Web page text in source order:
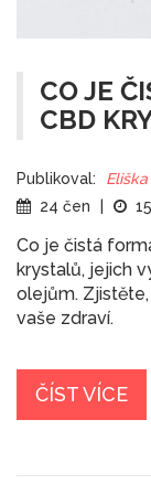
CO JE
CBD
Publikoval:
24 čen
Co je čistá
krystalů, jejich
olejům.
vaše zdraví.
ČÍST VÍCE